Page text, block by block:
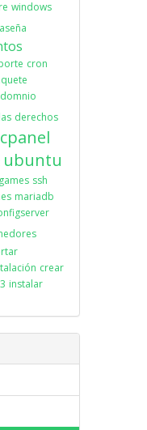
windows
cron
domnio
derechos
cpanel
ubuntu
games ssh
mariadb
crear
instalar